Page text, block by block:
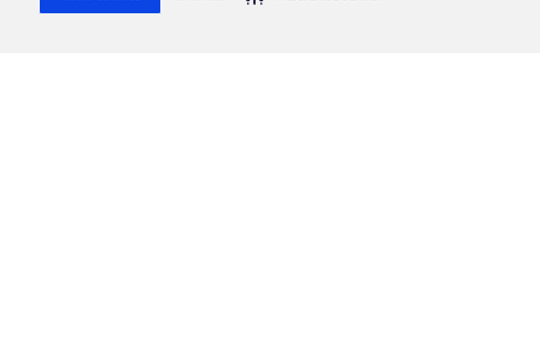
whatsapp(51) 3215 1800